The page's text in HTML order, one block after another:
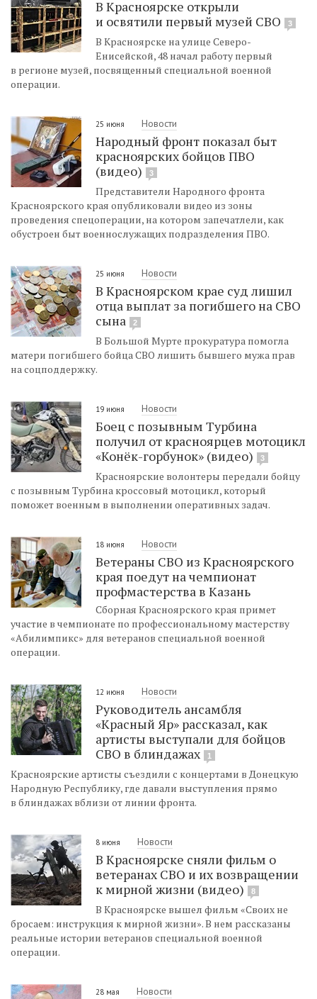
В Красноярске открыли
и освятили первый музей СВО
3
В Красноярске на улице Северо-
Енисейской, 48 начал работу первый
в регионе музей, посвященный специальной военной
операции.
25 июня Новости
Народный фронт показал быт
красноярских бойцов ПВО
(видео)
3
Представители Народного фронта
Красноярского края опубликовали видео из зоны
проведения спецоперации, на котором запечатлели, как
обустроен быт военнослужащих подразделения ПВО.
25 июня Новости
В Красноярском крае суд лишил
отца выплат за погибшего на СВО
сына
2
В Большой Мурте прокуратура помогла
матери погибшего бойца СВО лишить бывшего мужа прав
на соцподдержку.
19 июня Новости
Боец с позывным Турбина
получил от красноярцев мотоцикл
«Конёк-горбунок» (видео)
3
Красноярские волонтеры передали бойцу
с позывным Турбина кроссовый мотоцикл, который
поможет военным в выполнении оперативных задач.
18 июня Новости
Ветераны СВО из Красноярского
края поедут на чемпионат
профмастерства в Казань
Сборная Красноярского края примет
участие в чемпионате по профессиональному мастерству
«Абилимпикс» для ветеранов специальной военной
операции.
12 июня Новости
Руководитель ансамбля
«Красный Яр» рассказал, как
артисты выступали для бойцов
СВО в блиндажах
1
Красноярские артисты съездили с концертами в Донецкую
Народную Республику, где давали выступления прямо
в блиндажах вблизи от линии фронта.
8 июня Новости
В Красноярске сняли фильм о
ветеранах СВО и их возвращении
к мирной жизни (видео)
8
В Красноярске вышел фильм «Своих не
бросаем: инструкция к мирной жизни». В нем рассказаны
реальные истории ветеранов специальной военной
операции.
28 мая Новости